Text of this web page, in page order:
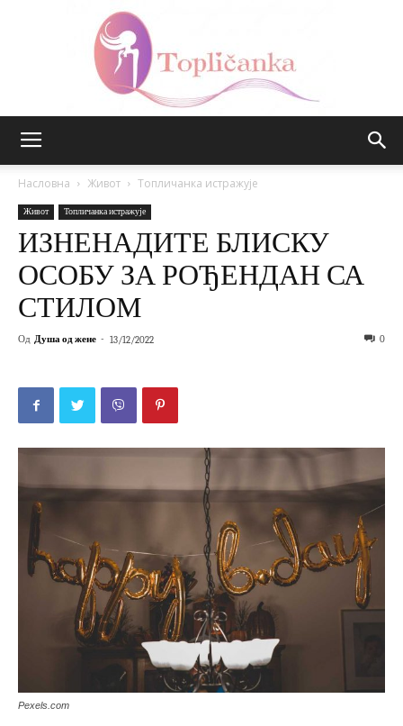
Насловна Живот Топличанка истражује
Живот Топличанка истражује
ИЗНЕНАДИТЕ БЛИСКУ
ОСОБУ ЗА РОЂЕНДАН СА
СТИЛОМ
Од Душа од жене - 13/12/2022 0
Pexels.com